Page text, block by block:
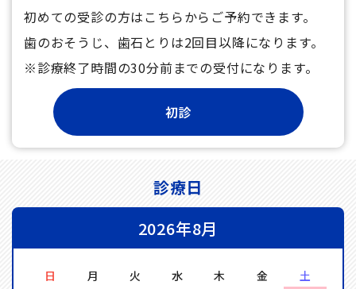
初めての受診の方はこちらからご予約できます。
歯のおそうじ、歯石とりは2回目以降になります。
※診療終了時間の30分前までの受付になります。
診療日
2026年8月
日 月 火 水 木 金
土